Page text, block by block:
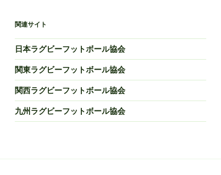
関連サイト
日本ラグビーフットボール協会
関東ラグビーフットボール協会
関西ラグビーフットボール協会
九州ラグビーフットボール協会